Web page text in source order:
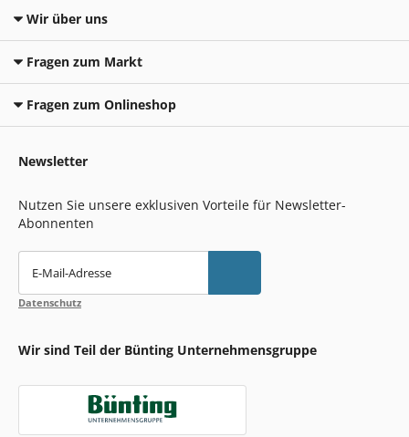
Wir über uns
Fragen zum Markt
Fragen zum Onlineshop
Newsletter
Nutzen Sie unsere exklusiven Vorteile für Newsletter-
Abonnenten
E-Mail-Adresse
Datenschutz
Wir sind Teil der Bünting Unternehmensgruppe